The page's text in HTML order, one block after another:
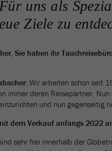
uns als
Ziele zu
Sie haben ihr
Wir arbeiten schon seit
immer deren Reisepartner.
und nun gegenseitig
dem Verkauf anfangs 2022
sehr frei innerhalb der